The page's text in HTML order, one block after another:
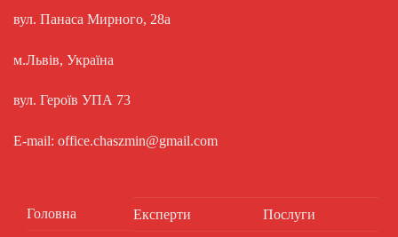
вул. Панаса Мирного, 28а
м.Львів, Україна
вул. Героїв УПА 73
E-mail: office.chaszmin@gmail.com
Головна Експерти Послуги